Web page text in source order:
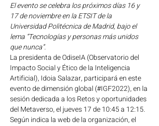
El evento se celebra los próximos días 16 y
17 de noviembre en la ETSIT de la
Universidad Politécnica de Madrid, bajo el
lema “Tecnologías y personas más unidos
que nunca”.
La presidenta de OdiseIA (Observatorio del
Impacto Social y Ético de la Inteligencia
Artificial), Idoia Salazar, participará en este
evento de dimensión global (#IGF2022), en la
sesión dedicada a los Retos y oportunidades
del Metaverso, el jueves 17 de 10:45 a 12:15.
Según indica la web de la organización, el